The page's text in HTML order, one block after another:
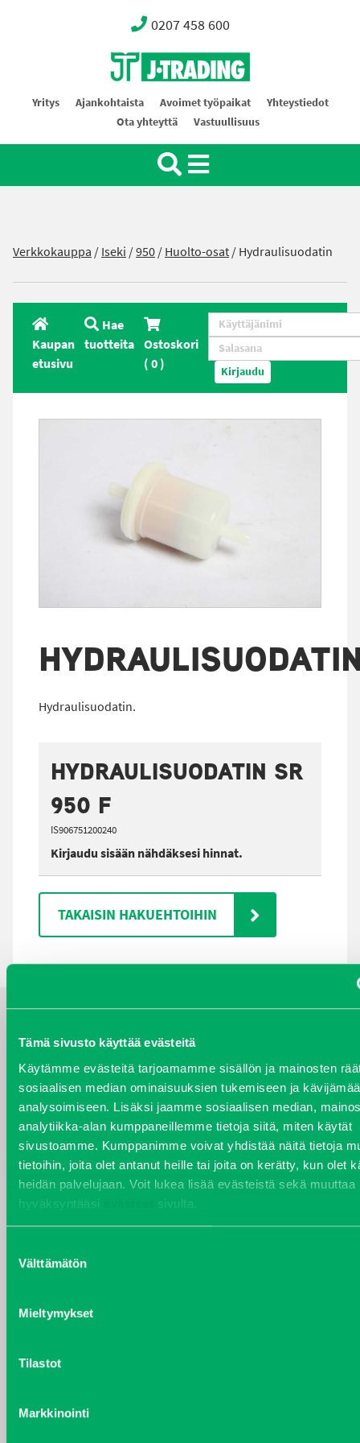
Tämä sivusto käyttää evästeitä
Käytämme evästeitä tarjoamamme sisällön ja mainosten
sosiaalisen median ominaisuuksien tukemiseen ja
analysoimiseen. Lisäksi jaamme sosiaalisen median,
analytiikka-alan kumppaneillemme tietoja siitä, miten käytät
sivustoamme. Kumppanimme voivat yhdistää näitä tietoja
tietoihin, joita olet antanut heille tai joita on kerätty, kun olet
heidän palvelujaan. Voit lukea lisää evästeistä sekä muuttaa
hyväksyntääsi
sivulta.
valinta
Välttämätön
Mieltymykset
Tilastot
Markkinointi
0207 458 600
Oy J-Trading Ab
Yritys Ajankohtaista Avoimet työpaikat
Yhteystiedot
Ota yhteyttä
Vastuullisuus
Verkkokauppa /Iseki /950/Huolto-osat/ Hydraulisuodatin
Kaupan
etusivu
Hae
tuotteita Ostoskori
(0) Kirjaudu
Hydraulisuodatin.
HYDRAULISUODATIN SR
950 F
IS906751200240
Kirjaudu sisään nähdäksesi hinnat.
TAKAISIN HAKUEHTOIHIN
YHTEYSTIEDOT
VARAOSAT
Varaosat
Puh 020 7458 686
varaosat@j-trading.fi